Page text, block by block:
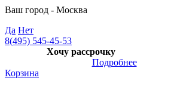
Ваш город - Москва
Да Нет
8(495) 545-45-53
Хочу рассрочку
Подробнее
Корзина